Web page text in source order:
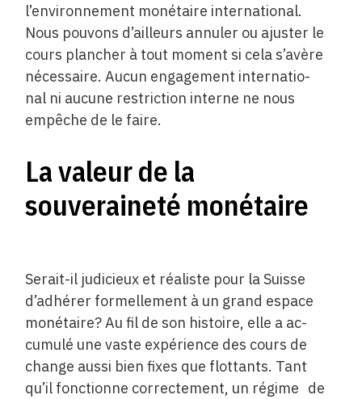
l’environnement monétaire international.
Nous pouvons d’ailleurs annuler ou ajuster le
cours plancher à tout moment si cela s’avère
nécessaire. Aucun engagement internatio-
nal ni aucune restriction interne ne nous
empêche de le faire.
La valeur de la
souveraineté monétaire
Serait-il judicieux et réaliste pour la Suisse
d’adhérer formellement à un grand espace
monétaire? Au fil de son histoire, elle a ac-
cumulé une vaste expérience des cours de
change aussi bien fixes que flottants. Tant
qu’il fonctionne correctement, un régime de